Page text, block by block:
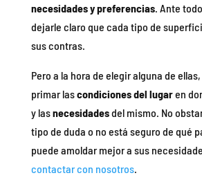
necesidades y preferencias. Ante
dejarle claro que cada tipo de
sus contras.
Pero a la hora de elegir alguna de
primar lascondiciones del lugaren
y lasnecesidadesdel mismo. No
tipo de duda o no está seguro de qué
puede amoldar mejor a sus
contactar con nosotros.